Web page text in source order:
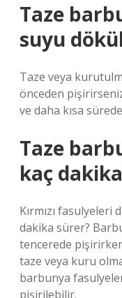
Taze
suyu
Taze veya
önceden
ve daha kısa
Taze
kaç
Kırmızı
dakika sürer?
tencerede
taze veya kuru
barbunya
pişirilebilir.